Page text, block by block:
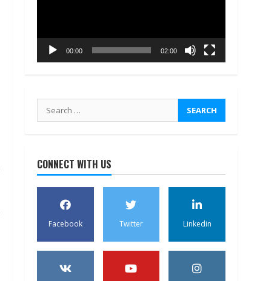
00:00 02:00
Search
for:
CONNECT WITH US
Facebook Twitter Linkedin